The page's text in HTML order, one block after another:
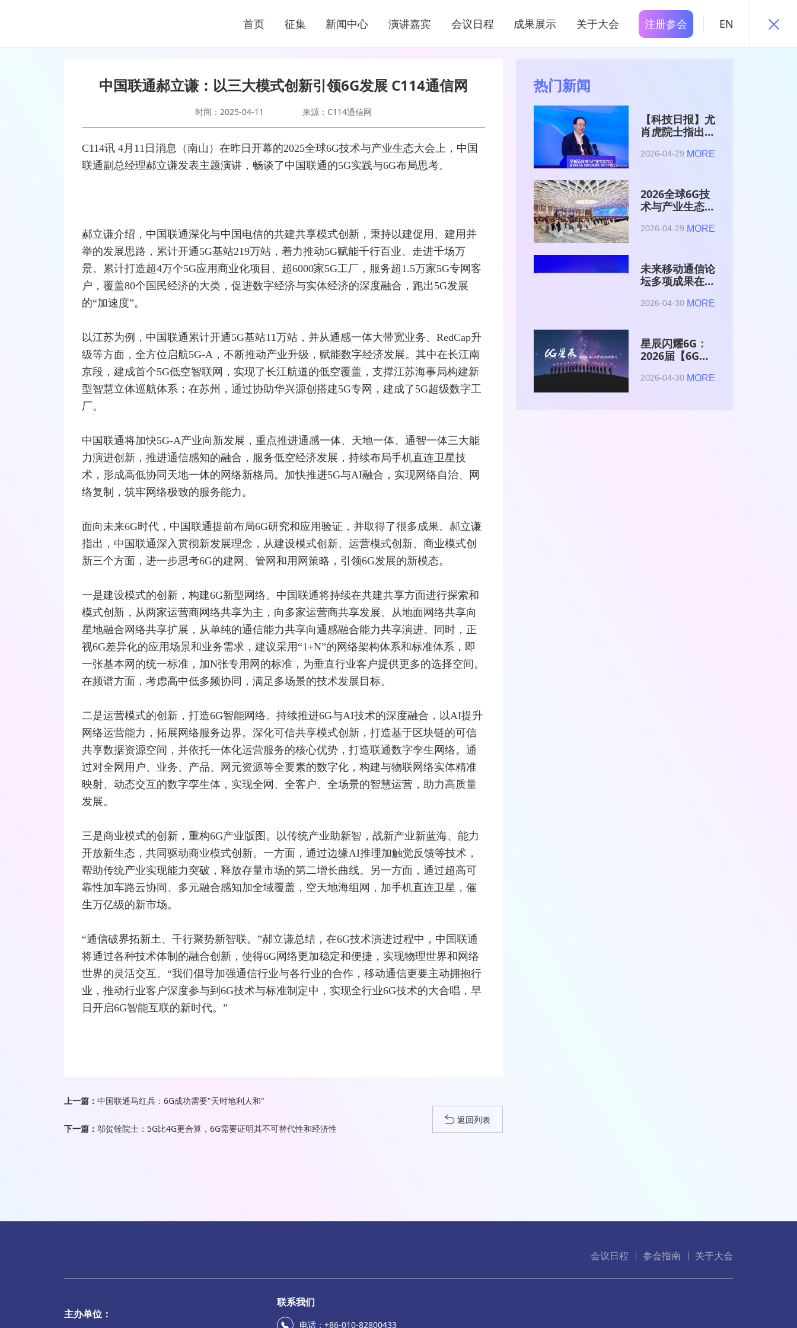
首页 征集 新闻中心 演讲嘉宾 会议日程 成果展示 关于大会 注册参会 EN
NEWS CENTER
中国联通郝立谦：以三大模式创新引领6G发展 C114通信网
时间：2025-04-11 来源：C114通信网
C114讯 4月11日消息（南山）在昨日开幕的2025全球6G技术与产业生态大会上， 中国
联通副总经理郝立谦发表主题演讲，畅谈了中国联通的5G实践与6G布局思考。
郝立谦介绍，中国联通深化与中国电信的共建共享模式创新，秉持以建促用、建用并
举的发展思路，累计开通5G基站219万站，着力推动5G赋能千行百业、走进千场万
景。累计打造超4万个5G应用商业化项目、超6000家5G工厂，服务超1.5万家5G专网客
户，覆盖80个国民经济的大类，促进数字经济与实体经济的深度融合 ，跑出5G发展
的“加速度”。
以江苏为例，中国联通累计开通5G基站11万站，并从通感一体大带宽业务、RedCap升
级等方面，全方位启航5G-A，不断推动产业升级，赋能数字经济发展。其中在长江南
京段，建成首个5G低空智联网，实现了长江航道的低空覆盖，支撑江苏海事局构建新
型智慧立体巡航体系；在苏州，通过协助华兴源创搭建5G专网，建成了5G超级数字工
厂。
中国联通将加快5G-A产业向新发展，重点推进通感一体、天地一体、通智一体三大能
力演进创新，推进通信感知的融合，服务低空经济发展，持续布局手机直连卫星技
术，形成高低协同天地一体的 网络新格局。加快推进5G与AI融合，实现网络自治、网
络复制，筑牢网络极致的服务能力。
面向未来6G时代，中国联通提前布局6G研究和应用验证，并取得了很多成果。郝立谦
指出，中国联通深入贯彻新发展理念，从建设模式创新、运营模式创新、商业模式创
新三个方面，进一步思考6G的建网、管网和用网策略，引领6G发展的新模态。
一是建设模式的创新，构建6G新型网络。中国联通将持续在共建共享方面进行探索和
模式创新，从两家运营商网络共享为主，向多家运营商共享发展。从地面网络共享向
星地融合网络共享扩展，从单纯的通信能力共享向通感融合能力共享演进。同时，正
视6G差异化的应用场景和业务需求，建议采用“1+N”的网络架构体系和标准体系，即
一张基本网的统一标准，加N张专用网的标准，为垂直行业客户提供更多的选择空间。
在频谱方面，考虑高中低多频协同，满足多场景的技术发展目标。
二是运营模式的创新，打造6G智能网 络。持续推进6G与AI技术的深度融合，以AI提升
网络运营能力，拓展网络服务边界。深化可信共享模式创新，打造基于区块链的可信
共享数据资源空间，并依托一体化运营服务的核心优势，打造联通数字孪生 网络。通
过对全网用户、业务、产品、网元资源等全要素的数字化，构建与物联网络实体精准
映射、动态交互的数字孪生体，实现全网、全客户、全场景的智慧运营，助力高质量
发展。
三是商业模式的创新，重构6G产业版图。以传统产业助新智，战新产业新蓝海、能力
开放新生态，共同驱动商业模式创新。一方面，通过边缘AI推理加触觉反馈等技术，
帮助传统产业实现能力突破，释放存量市场的第二增长曲线。另一方面，通过超高可
靠性加车路云协同、多元融合感知加全域覆盖，空天地海组网，加手机直连卫星，催
生万亿级的新市场。
“通信破界拓新土、千行聚势新智联。”郝立谦总结，在6G技术演进过程中，中国联通
将通过各种技术体制的融合创新，使得6G网络更加稳定和便捷，实现物理世界和网络
世界的灵活交互。“我们倡导加强通信行业与各行业的合作， 移动通信更要主动拥抱行
业，推动行业客户深度参与到6G技术与标准制定中，实现全行业6G技术的大合唱，早
日开启6G智能互联的新时代。”
上一篇： 中国联通马红兵：6G成功需要"天时地利人和"
下一篇： 邬贺铨院士：5G比4G更合算，6G需要证明其不可替代性和经济性
返回列表
热门新闻
【科技日报】尤
肖虎院士指出
是赋能AI的发
2026-04-29 MORE
2026全球6G技
术与产业生态大
2026-04-29 MORE
未来移动通信论
坛多项成果在
术与产业生态大
2026-04-30 MORE
星辰闪耀6G：
2026届【6G星
与博士获颁证书
2026-04-30 MORE
会议日程 参会指南 关于大会
主办单位：
联系我们
电话：+86-010-82800433